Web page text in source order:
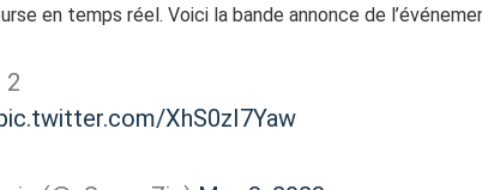
en temps réel. Voici la bande annonce de
2
XhS0zI7Yaw